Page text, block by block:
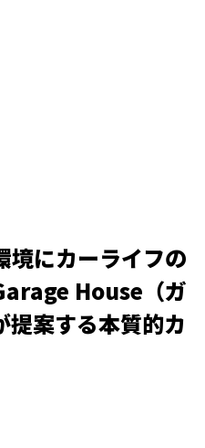
境にカーライフの
House（ガ
提案する本質的カ